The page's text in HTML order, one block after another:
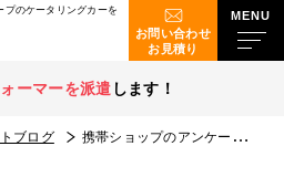
プのケータリングカーを
お問い合わせ
お見積り
ーマーを派遣 します！
ブログ 携帯ショップのアンケート記入特典にクレープのケータリングカーを派遣！in徳島県美馬市